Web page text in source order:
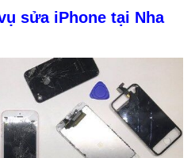
sửa iPhone tại Nha